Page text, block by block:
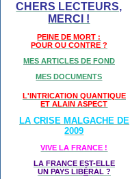
CHERS LECTEURS,
MERCI !
PEINE DE MORT :
POUR OU CONTRE ?
MES ARTICLES DE FOND
MES DOCUMENTS
L'INTRICATION QUANTIQUE
ET ALAIN ASPECT
LA CRISE MALGACHE DE
2009
VIVE LA FRANCE !
LA FRANCE EST-ELLE
UN PAYS LIBÉRAL ?